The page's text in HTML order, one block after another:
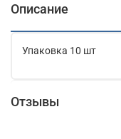
Описание
Упаковка 10 шт
Отзывы